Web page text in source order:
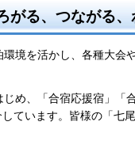
がる、つながる、
境を活かし、各種大会
め、「合宿応援宿」「
ています。皆様の「七